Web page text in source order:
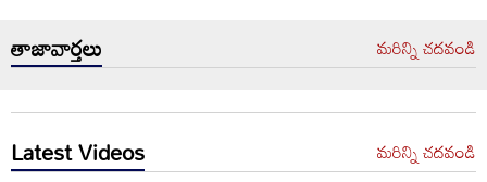
తాజావార్తలు మరిన్ని చదవండి
Latest Videos మరిన్ని చదవండి